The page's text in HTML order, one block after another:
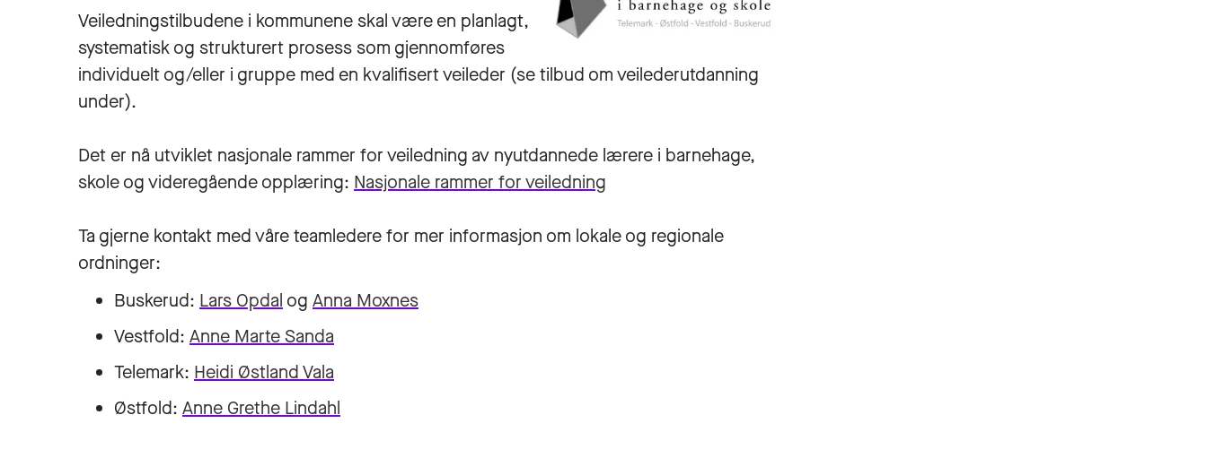
Veiledningstilbudene i kommunene skal være en planlagt,
systematisk og strukturert prosess som gjennomføres
individuelt og/eller i gruppe med en kvalifisert veileder (se tilbud om veilederutdanning
under).
Det er nå utviklet nasjonale rammer for veiledning av nyutdannede lærere i barnehage,
skole og videregående opplæring: Nasjonale rammer for veiledning
Ta gjerne kontakt med våre teamledere for mer informasjon om lokale og regionale
ordninger:
Buskerud: Lars Opdal og Anna Moxnes
Vestfold: Anne Marte Sanda
Telemark: Heidi Østland Vala
Østfold: Anne Grethe Lindahl